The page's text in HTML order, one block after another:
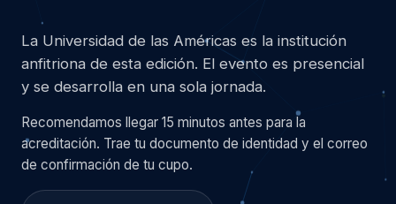
La Universidad de las Américas es la institución
anfitriona de esta edición. El evento es presencial
y se desarrolla en una sola jornada.
Recomendamos llegar 15 minutos antes para la
acreditación. Trae tu documento de identidad y el correo
de confirmación de tu cupo.